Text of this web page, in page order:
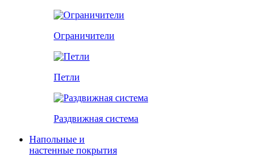
Ограничители
Петли
Раздвижная система
Напольные и
настенные покрытия